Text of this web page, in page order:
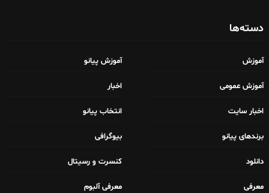
دسته‌ها
آموزش آموزش پیانو
آموزش عمومی اخبار
اخبار سایت انتخاب پیانو
برندهای پیانو بیوگرافی
دانلود کنسرت و رسیتال
معرفی معرفی آلبوم